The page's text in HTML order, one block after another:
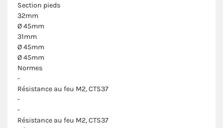
Section pieds
32mm
Ø 45mm
31mm
Ø 45mm
Ø 45mm
Normes
-
Résistance au feu M2, CTS37
-
-
Résistance au feu M2, CTS37